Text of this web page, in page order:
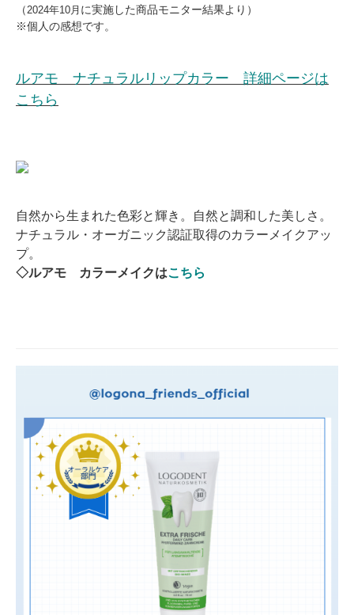
（ 2024年10月 に実施した商品モニター結果より）
※個人の感想です。
ルアモ ナチュラルリップカラー 詳細ページは
こちら
自然から生まれた色彩と輝き。自然と調和した美しさ。
ナチュラル・オーガニック認証取得のカラーメイクアッ
プ。
◇ルアモ カラーメイクはこちら